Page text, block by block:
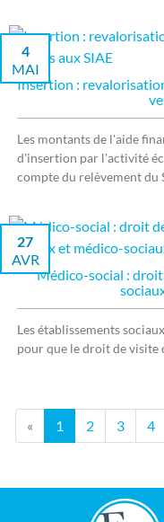
Insertion :
4
MAI
Les montants de l'aide
d'insertion par l'activité
compte du relèvement du
Médico-social :
27
AVR
Les établissements
pour que le droit de visite
« 1 2 3 4